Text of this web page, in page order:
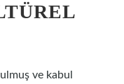
ve kabul